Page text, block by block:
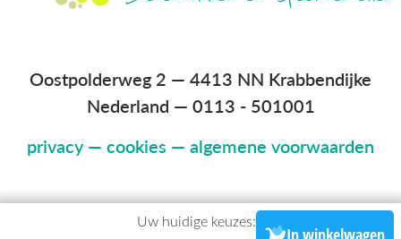
Uw huidige keuzes:
In winkelwagen
Oostpolderweg 2 — 4413 NN Krabbendijke
Nederland — 0113 - 501001
privacy— cookies — algemene voorwaarden